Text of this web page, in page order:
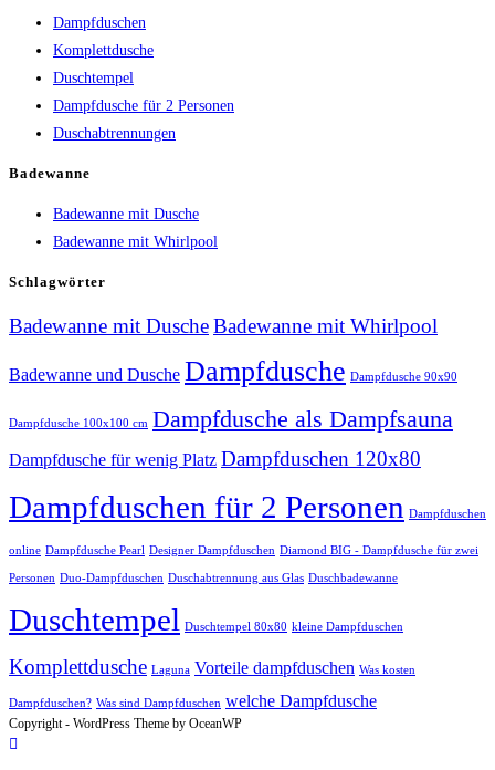
Dampfduschen
Komplettdusche
Duschtempel
Dampfdusche für 2 Personen
Duschabtrennungen
Badewanne
Badewanne mit Dusche
Badewanne mit Whirlpool
Schlagwörter
Badewanne mit DuscheBadewanne mit Whirlpool
Badewanne und Dusche Dampfdusche Dampfdusche 90x90
Dampfdusche 100x100 cm Dampfdusche als Dampfsauna
Dampfdusche für wenig Platz Dampfduschen 120x80
Dampfduschen für 2 Personen Dampfduschen
online Dampfdusche Pearl Designer Dampfduschen Diamond BIG - Dampfdusche für zwei
Personen Duo-Dampfduschen Duschabtrennung aus Glas Duschbadewanne
Duschtempel Duschtempel 80x80 kleine Dampfduschen
Komplettdusche Laguna Vorteile dampfduschen Was kosten
Dampfduschen? Was sind Dampfduschen welche Dampfdusche
Copyright - WordPress Theme by OceanWP